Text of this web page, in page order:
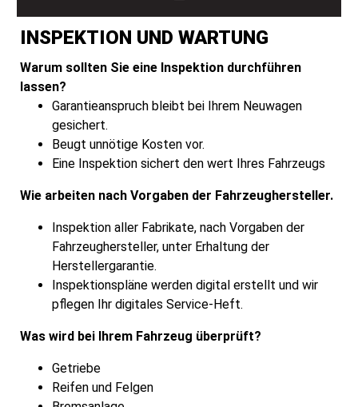
INSPEKTION UND WARTUNG
Warum sollten Sie eine Inspektion durchführen
lassen?
Garantieanspruch bleibt bei Ihrem Neuwagen
gesichert.
Beugt unnötige Kosten vor.
Eine Inspektion sichert den wert Ihres Fahrzeugs
Wie arbeiten nach Vorgaben der Fahrzeughersteller.
Inspektion aller Fabrikate, nach Vorgaben der
Fahrzeughersteller, unter Erhaltung der
Herstellergarantie.
Inspektionspläne werden digital erstellt und wir
pflegen Ihr digitales Service-Heft.
Was wird bei Ihrem Fahrzeug überprüft?
Getriebe
Reifen und Felgen